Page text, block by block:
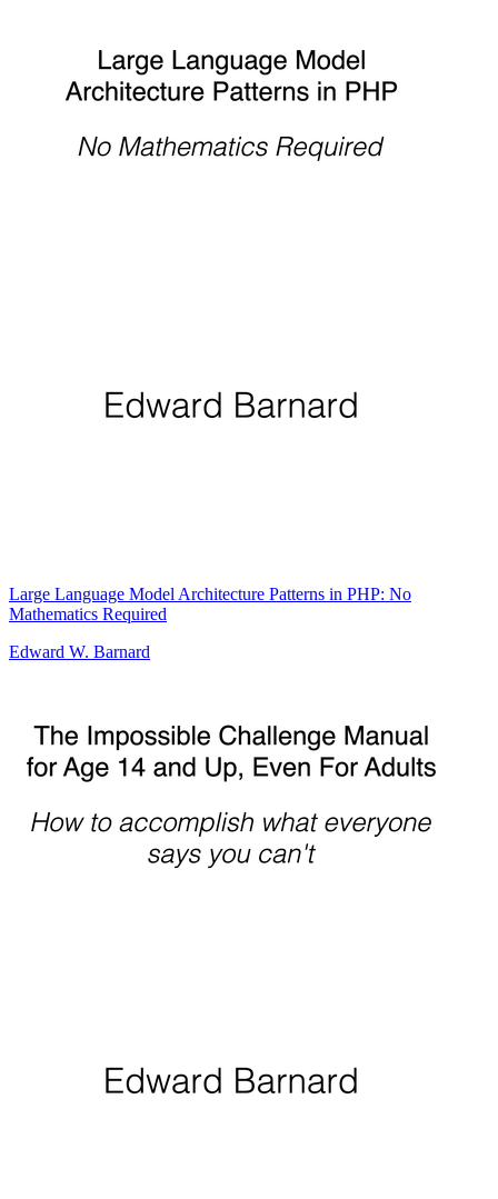
Large Language Model Architecture Patterns in PHP: No
Mathematics Required
Edward W. Barnard